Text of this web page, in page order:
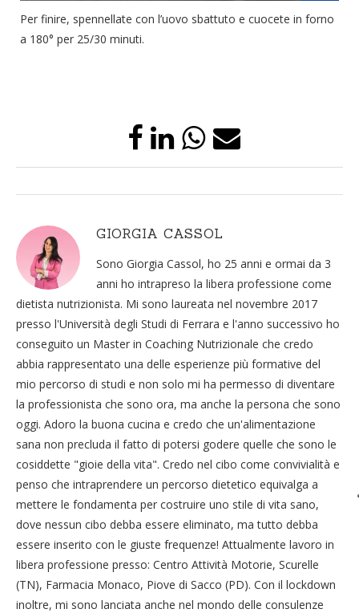
Per finire, spennellate con l’uovo sbattuto e cuocete in forno
a 180° per 25/30 minuti.
GIORGIA CASSOL
Sono Giorgia Cassol, ho 25 anni e ormai da 3
anni ho intrapreso la libera professione come
dietista nutrizionista. Mi sono laureata nel novembre 2017
presso l'Università degli Studi di Ferrara e l'anno successivo ho
conseguito un Master in Coaching Nutrizionale che credo
abbia rappresentato una delle esperienze più formative del
mio percorso di studi e non solo mi ha permesso di diventare
la professionista che sono ora, ma anche la persona che sono
oggi. Adoro la buona cucina e credo che un'alimentazione
sana non precluda il fatto di potersi godere quelle che sono le
cosiddette "gioie della vita". Credo nel cibo come convivialità e
penso che intraprendere un percorso dietetico equivalga a
mettere le fondamenta per costruire uno stile di vita sano,
dove nessun cibo debba essere eliminato, ma tutto debba
essere inserito con le giuste frequenze! Attualmente lavoro in
libera professione presso: Centro Attività Motorie, Scurelle
(TN), Farmacia Monaco, Piove di Sacco (PD). Con il lockdown
inoltre, mi sono lanciata anche nel mondo delle consulenze